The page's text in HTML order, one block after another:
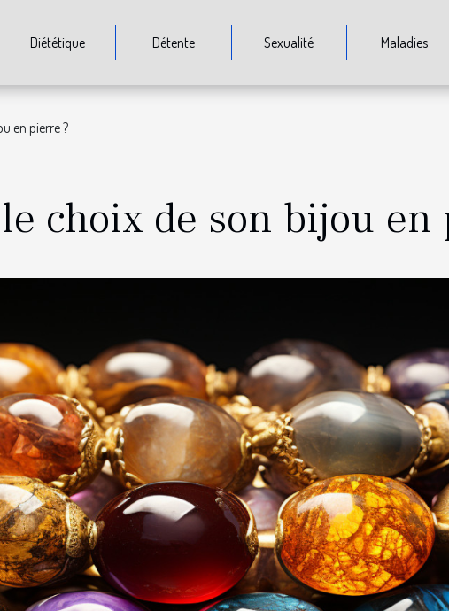
Diététique Détente Sexualité Maladies
en pierre ?
choix de son bijou en